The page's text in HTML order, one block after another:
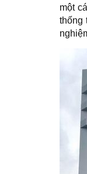
một
thống